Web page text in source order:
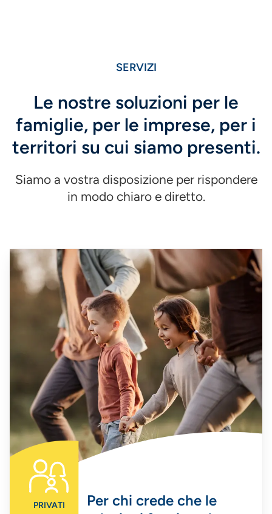
SERVIZI
Le nostre soluzioni per le
famiglie, per le imprese, per i
territori su cui siamo presenti.
Siamo a vostra disposizione per rispondere
in modo chiaro e diretto.
PRIVATI
Per chi crede che le